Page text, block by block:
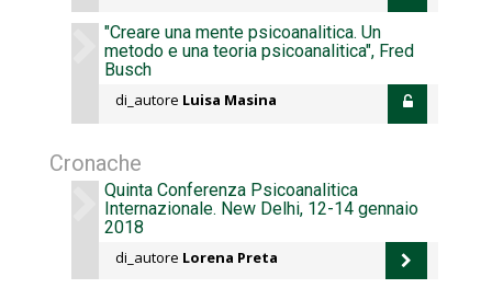
"Creare una mente psicoanalitica. Un
metodo e una teoria psicoanalitica", Fred
Busch
di_autore Luisa Masina
Cronache
Quinta Conferenza Psicoanalitica
Internazionale. New Delhi, 12-14 gennaio
2018
di_autore Lorena Preta